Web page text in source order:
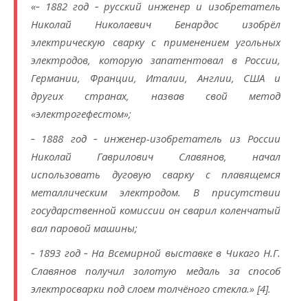
«‑ 1882 год ‑ русский инженер и изобретатель
Николай Николаевич Бенардос изобрёл
электрическую сварку с применением угольных
электродов, которую запатентовал в России,
Германии, Франции, Италии, Англии, США и
других странах, назвав свой метод
«электрогефестом»;
‑ 1888 год ‑ инженер-изобретатель из России
Николай Гаврилович Славянов, начал
использовать дуговую сварку с плавящемся
металлическим электродом. В присутствии
государственной комиссии он сварил коленчатый
вал паровой машины;
‑ 1893 год ‑ На Всемирной выставке в Чикаго Н.Г.
Славянов получил золотую медаль за способ
электросварки под слоем толчёного стекла.» [4].